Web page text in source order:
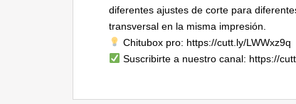
diferentes ajustes de corte para
transversal en la misma impresión.
Chitubox pro: https://cutt.ly/LWWxz9q
Suscribirte a nuestro canal: https://